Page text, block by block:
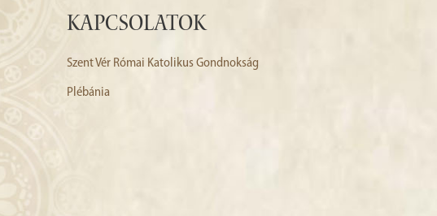
Kapcsolatok
Szent Vér Római Katolikus Gondnokság
Plébánia